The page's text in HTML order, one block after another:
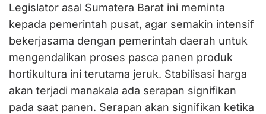
Legislator asal Sumatera Barat ini meminta
kepada pemerintah pusat, agar semakin intensif
bekerjasama dengan pemerintah daerah untuk
mengendalikan proses pasca panen produk
hortikultura ini terutama jeruk. Stabilisasi harga
akan terjadi manakala ada serapan signifikan
pada saat panen. Serapan akan signifikan ketika